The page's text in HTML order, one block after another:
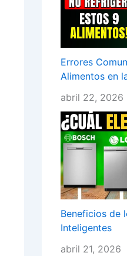
Errores
Alimentos en
abril 22, 2026
Beneficios de
Inteligentes
abril 21, 2026